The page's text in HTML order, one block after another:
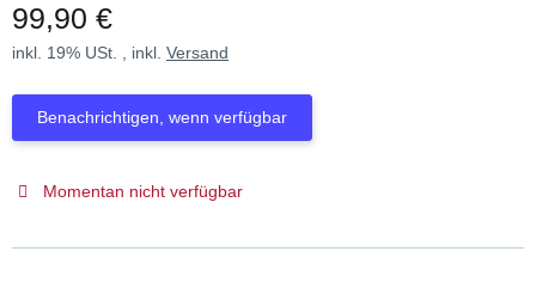
99,90 €
inkl. 19% USt. , inkl. Versand
Benachrichtigen, wenn verfügbar
Momentan nicht verfügbar